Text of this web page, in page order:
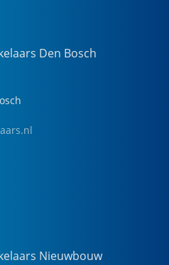
Den Bosch
Nieuwbouw